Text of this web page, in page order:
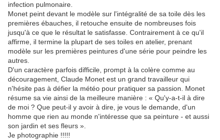
infection pulmonaire.
Monet peint devant le modèle sur l'intégralité de sa toile dès les
premières ébauches, il retouche ensuite de nombreuses fois
jusqu'à ce que le résultat le satisfasse. Contrairement à ce qu'il
affirme, il termine la plupart de ses toiles en atelier, prenant
modèle sur les premières peintures d'une série pour peindre les
autres.
D'un caractère parfois difficile, prompt à la colère comme au
découragement, Claude Monet est un grand travailleur qui
n'hésite pas à défier la météo pour pratiquer sa passion. Monet
résume sa vie ainsi de la meilleure manière : « Qu'y-a-t-il à dire
de moi ? Que peut-il y avoir à dire, je vous le demande, d'un
homme que rien au monde n'intéresse que sa peinture - et aussi
son jardin et ses fleurs ».
Je photographie !!!!!